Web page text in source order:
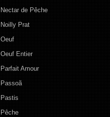
Nectar de Pêche
Noilly Prat
Oeuf
Oeuf Entier
Parfait Amour
Passoã
Pastis
Pêche